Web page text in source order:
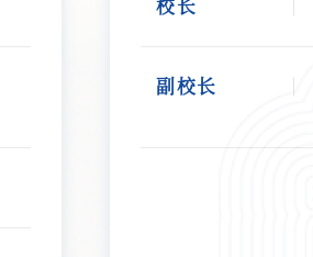
校长
副校长